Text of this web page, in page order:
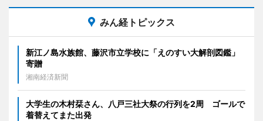
みん経トピックス
新江ノ島水族館、藤沢市立学校に「えのすい大解剖図鑑」
寄贈
湘南経済新聞
大学生の木村栞さん、八戸三社大祭の行列を2周 ゴールで
着替えてまた出発